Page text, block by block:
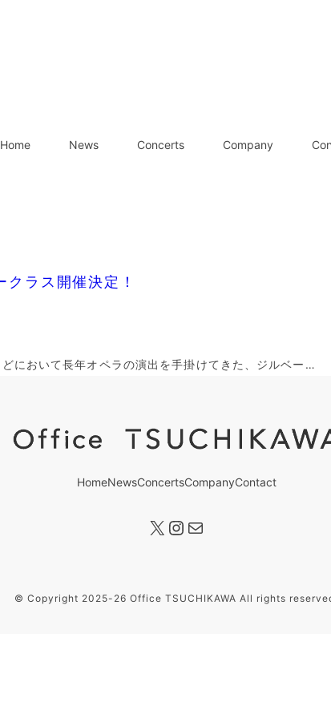
Home News Concerts Company
ラス開催決定！
において長年オペラの演出を手掛けてきた、ジルベー…
HomeNewsConcertsCompanyContact
X Instagram
メール
© Copyright 2025-26 Office TSUCHIKAWA All rights